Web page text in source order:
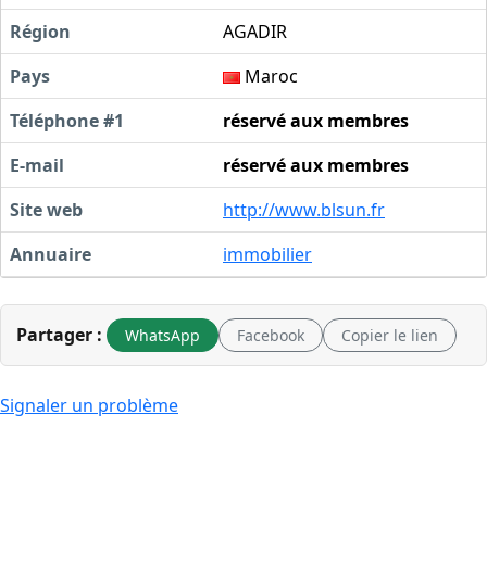
Région
AGADIR
Pays
Maroc
Téléphone #1
réservé aux membres
E-mail
réservé aux membres
Site web
http://www.blsun.fr
Annuaire
immobilier
Partager : WhatsApp Facebook Copier le lien
Signaler un problème